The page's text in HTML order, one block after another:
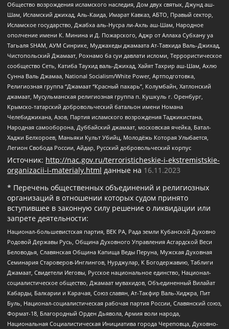
Общество возрождения исламского наследия, Дом двух святых, Джунд аш-
Шам, Исламский джихад, Аль-Каида, Имарат Кавказ, АБТО, Правый сектор,
Исламское государство, Джабха аль-Нусра ли-Ахль аш-Шам, Народное
ополчение имени К. Минина и Д. Пожарского, Аджр от Аллаха Субхану уа
Тагьаля SHAM, АУМ Синрике, Муджахеды джамаата Ат-Тавхида Валь-Джихад,
Чистопольский Джамаат, Рохнамо ба суи давлати исломи, Террористическое
сообщество Сеть, Катиба Таухид валь-Джихад, Хайят Тахрир аш-Шам, Ахлю
Сунна Валь Джамаа, National Socialism/White Power, Артподготовка,
Религиозная группа “Джамаат “Красный пахарь”, Колумбайн, Хатлонский
джамаат, Мусульманская религиозная группа п. Кушкуль г. Оренбург,
Крымско-татарский добровольческий батальон имени Номана
Челебиджихана, Азов, Партия исламского возрождения Таджикистана,
Народная самооборона, Дуббайский джамаат, московская ячейка, Батал-
Хаджи Белхороев, Маньяки Культ Убийц, Молодёжь Которая Улыбается,
Легион Свобода России, Айдар, Русский добровольческий корпус
Источник: http://nac.gov.ru/terroristicheskie-i-ekstremistskie-
organizacii-i-materialy.html данные на 16.11.2023
* Перечень общественных объединений и религиозных
организаций в отношении которых судом принято
вступившее в законную силу решение о ликвидации или
запрете деятельности:
Национал-большевистская партия, ВЕК РА, Рада земли Кубанской Духовно
Родовой Державы Русь, Община Духовного Управления Асгардской Веси
Беловодья, Славянская Община Капища Веды Перуна, Мужская Духовная
Семинария Староверов-Инглингов, Нурджулар, К Богодержавию, Таблиги
Джамаат, Свидетели Иеговы, Русское национальное единство, Национал-
социалистическое общество, Джамаат мувахидов, Объединенный Вилайат
Кабарды, Балкарии и Карачая, Союз славян, Ат-Такфир Валь-Хиджра, Пит
Буль, Национал-социалистическая рабочая партия России, Славянский союз,
Формат-18, Благородный Орден Дьявола, Армия воли народа,
Национальная Социалистическая Инициатива города Череповца, Духовно-